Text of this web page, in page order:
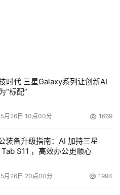
，它无疑是成熟了很多。富士
合作开发支持NCQ的SATA
新的硬盘工厂，简单说来都
渐饱和，一个成本低廉需求广
们的新选择。当然，仅仅推
策略，产品更新都是必不可少
纷推出适应消费类电子产品的
时代 三星Galaxy系列让创新AI
“标配”
月26日 10点00分 1669
装备升级指南：AI 加持三星
S11 ，高效办公更顺心
月26日 20点00分 1994